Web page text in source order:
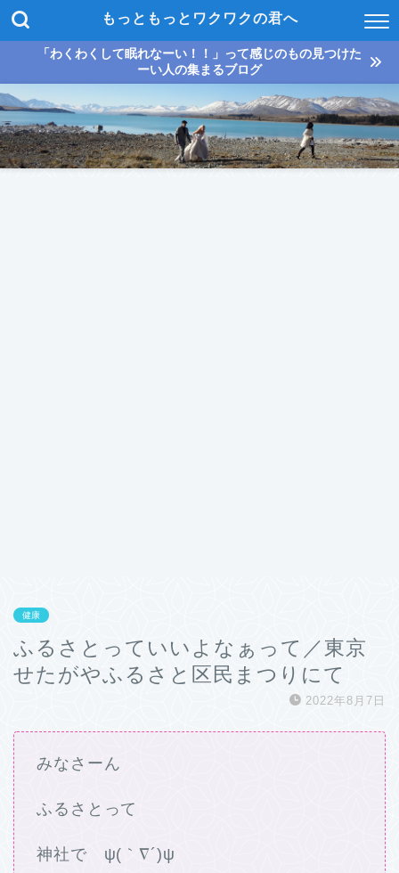
もっともっとワクワクの君へ
「わくわくして眠れなーい！！」って感じのもの見つけた
ーい人の集まるブログ
健康
ふるさとっていいよなぁって／東京
せたがやふるさと区民まつりにて
2022年8月7日
みなさーん
ふるさとって
神社で ψ(｀∇´)ψ